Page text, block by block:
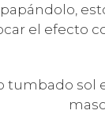
el efecto